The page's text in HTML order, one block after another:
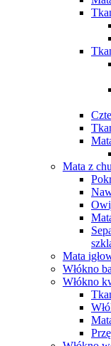
Mata z
Mata
Włókno
Włókno